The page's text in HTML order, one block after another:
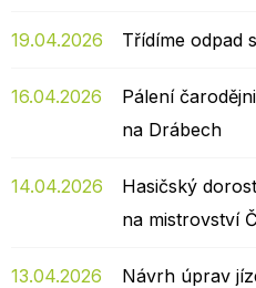
19.04.2026 Třídíme odpad
16.04.2026
Pálení
na Drábech
14.04.2026
Hasičský
na mistrovství
13.04.2026
Návrh úprav